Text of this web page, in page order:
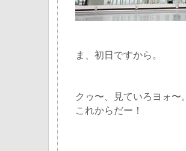
ま、初日ですから。
クゥ〜、見ていろヨォ〜。
これからだー！